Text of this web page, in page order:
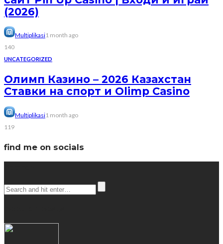
(2026)
Multiplikasi1 month ago
140
UNCATEGORIZED
Олимп Казино – 2026 Казахстан
Ставки на спорт и Olimp Casino
Multiplikasi1 month ago
119
find me on socials